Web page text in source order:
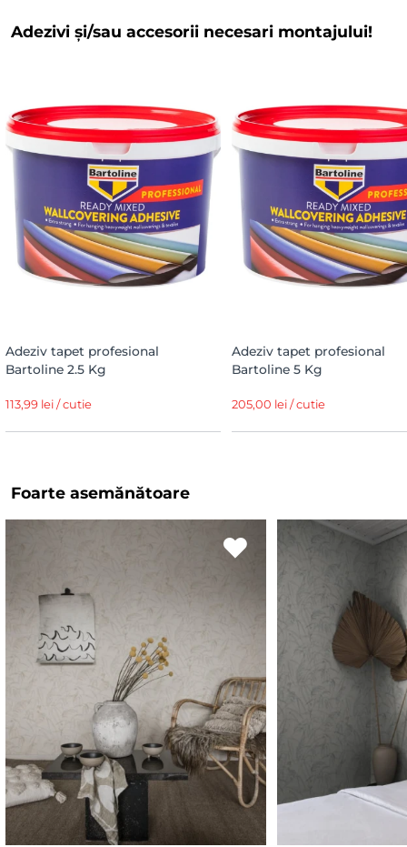
Adezivi și/sau accesorii necesari montajului!
Adeziv tapet profesional
Bartoline 2.5 Kg
113,99 lei / cutie
Adeziv tapet profesional
Bartoline 5 Kg
205,00 lei / cutie
Foarte asemănătoare